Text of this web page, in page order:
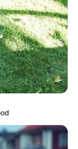
escaleras